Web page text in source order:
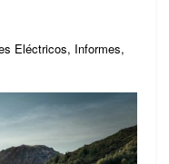
Eléctricos, Informes,